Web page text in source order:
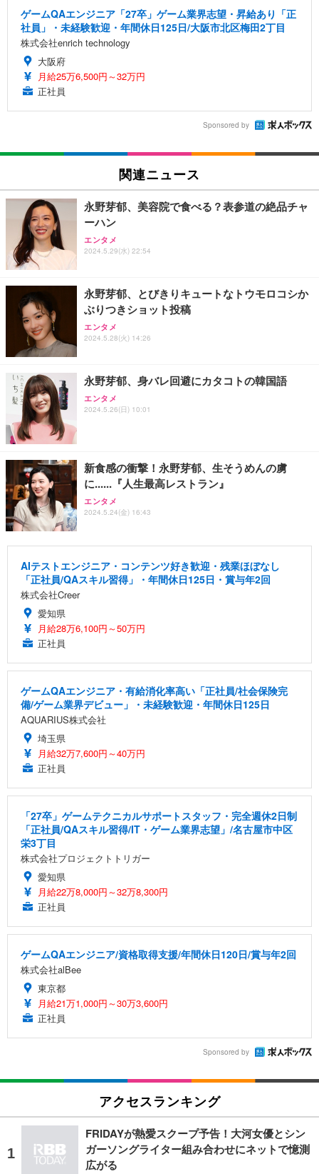
ゲームQAエンジニア「27卒」ゲーム業界志望・昇給あり「正
社員」・未経験歓迎・年間休日125日/大阪市北区梅田2丁目
株式会社enrich technology
大阪府
月給25万6,500円～32万円
正社員
Sponsored by
関連ニュース
永野芽郁、美容院で食べる？表参道の絶品チャ
ーハン
エンタメ
2024.5.29(水) 22:54
永野芽郁、とびきりキュートなトウモロコシか
ぶりつきショット投稿
エンタメ
2024.5.28(火) 14:26
永野芽郁、身バレ回避にカタコトの韓国語
エンタメ
2024.5.26(日) 10:01
新食感の衝撃！永野芽郁、生そうめんの虜
に......『人生最高レストラン』
エンタメ
2024.5.24(金) 16:43
AIテストエンジニア・コンテンツ好き歓迎・残業ほぼなし
「正社員/QAスキル習得」・年間休日125日・賞与年2回
株式会社Creer
愛知県
月給28万6,100円～50万円
正社員
ゲームQAエンジニア・有給消化率高い「正社員/社会保険完
備/ゲーム業界デビュー」・未経験歓迎・年間休日125日
AQUARIUS株式会社
埼玉県
月給32万7,600円～40万円
正社員
「27卒」ゲームテクニカルサポートスタッフ・完全週休2日制
「正社員/QAスキル習得/IT・ゲーム業界志望」/名古屋市中区
栄3丁目
株式会社プロジェクトトリガー
愛知県
月給22万8,000円～32万8,300円
正社員
ゲームQAエンジニア/資格取得支援/年間休日120日/賞与年2回
株式会社alBee
東京都
月給21万1,000円～30万3,600円
正社員
Sponsored by
アクセスランキング
FRIDAYが熱愛スクープ予告！大河女優とシン
ガーソングライター組み合わせにネットで憶測
広がる